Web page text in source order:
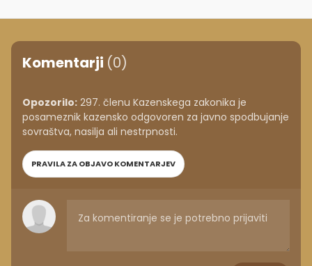
Komentarji (0)
Opozorilo: 297. členu Kazenskega zakonika je
posameznik kazensko odgovoren za javno spodbujanje
sovraštva, nasilja ali nestrpnosti.
PRAVILA ZA OBJAVO KOMENTARJEV